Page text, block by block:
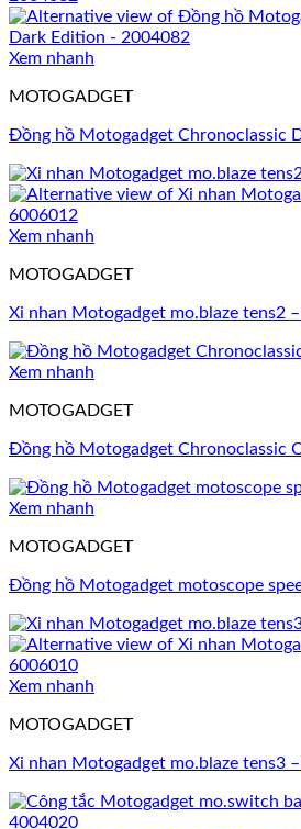
Xem nhanh
MOTOGADGET
Đồng hồ Motogadget Chronoclassic
Xem nhanh
MOTOGADGET
Xi nhan Motogadget mo.blaze tens2
Xem nhanh
MOTOGADGET
Đồng hồ Motogadget Chronoclassic
Xem nhanh
MOTOGADGET
Đồng hồ Motogadget motoscope
Xem nhanh
MOTOGADGET
Xi nhan Motogadget mo.blaze tens3